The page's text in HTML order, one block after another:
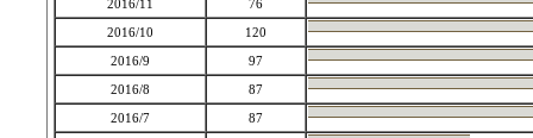
2016/11
76
2016/10
120
2016/9
97
2016/8
87
2016/7
87